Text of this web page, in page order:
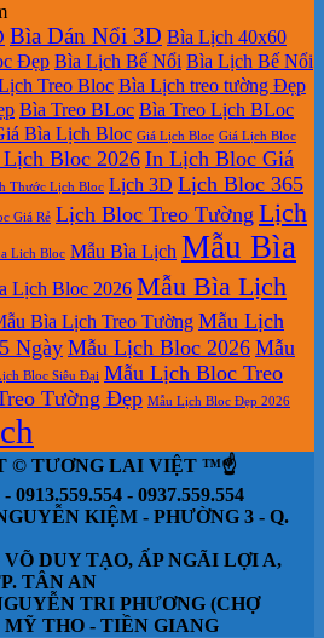
Bìa Dán Nổi 3D Bìa Lịch 40x60
Đẹp Bìa Lịch Bế Nổi Bìa Lịch Bế Nổi
Treo Bloc Bìa Lịch treo tường Đẹp
Bìa Treo BLoc Bìa Treo Lịch BLoc
Bìa Lịch Bloc Giá Lịch Bloc Giá Lịch Bloc
Bloc 2026 In Lịch Bloc Giá
Thước Lịch Bloc Lịch 3D Lịch Bloc 365
Giá Rẻ Lịch Bloc Treo Tường Lịch
Lich Bloc Mẫu Bìa Lịch Mẫu Bìa
Lịch Bloc 2026 Mẫu Bìa Lịch
Bìa Lịch Treo Tường Mẫu Lịch
Ngày Mẫu Lịch Bloc 2026 Mẫu
Bloc Siêu Đại Mẫu Lịch Bloc Treo
Tường Đẹp Mẫu Lịch Bloc Đẹp 2026
© TƯƠNG LAI VIỆT ™☝️
- 0937.559.554
KIỆM - PHƯỜNG 3 - Q.
DUY TẠO, ẤP NGÃI LỢI A,
TÂN AN
TRI PHƯƠNG (CHỢ
MỸ THO - TIỀN GIANG